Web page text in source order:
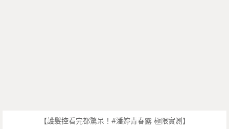
【護髮控看完都驚呆！#潘婷青春露 極限實測】